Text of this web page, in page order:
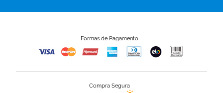
Formas de Pagamento
Compra Segura